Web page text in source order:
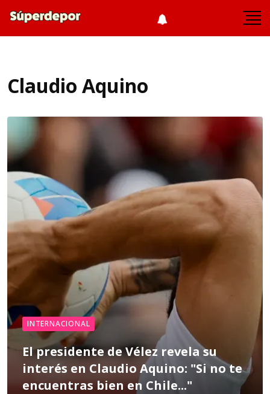
Claudio Aquino
INTERNACIONAL
El presidente de Vélez revela su
interés en Claudio Aquino: "Si no te
encuentras bien en Chile..."